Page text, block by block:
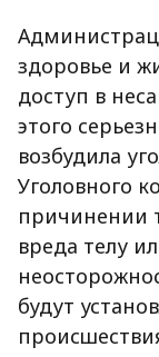
здоровье и
доступ в
этого
возбудила
Уголовного
причинении
вреда телу
будут